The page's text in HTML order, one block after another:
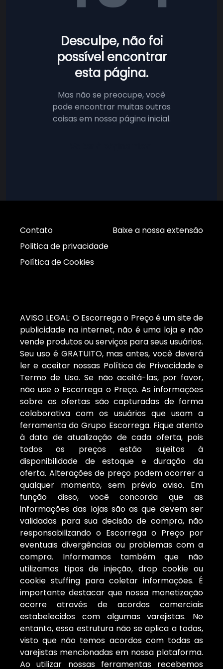
Desculpe, não foi
possível encontrar
esta página.
Mas não se preocupe, você
pode encontrar muitas outras
coisas em nossa página inicial.
Contato
Politica de privacidade
Política de Cookies
Baixe a nossa extensão
AVISO LEGAL: O Escorrega o Preço é um site de
publicidade na internet, não é uma loja e não
vende produtos ou serviços para seus usuários.
Seu uso é GRATUITO, mas antes, você deverá
ler e aceitar nossas Política de Privacidade e
Termo de Uso. Se não aceitá-las, por favor,
não use o Escorrega o Preço. As informações
sobre as ofertas são capturadas de forma
colaborativa com os usuários que usam a
ferramenta do Grupo Escorrega. Fique atento
à data de atualização de cada oferta, pois
todos os preços estão sujeitos à
disponibilidade de estoque e duração da
oferta. Alterações de preço podem ocorrer a
qualquer momento, sem prévio aviso. Em
função disso, você concorda que as
informações das lojas são as que devem ser
validadas para sua decisão de compra, não
responsabilizando o Escorrega o Preço por
eventuais divergências ou problemas com a
compra. Informamos também que não
utilizamos tipos de injeção, drop cookie ou
cookie stuffing para coletar informações. É
importante destacar que nossa monetização
ocorre através de acordos comerciais
estabelecidos com algumas varejistas. No
entanto, essa estrutura não se aplica a todas,
visto que não temos acordos com todas as
varejistas mencionadas em nossa plataforma.
Ao utilizar nossas ferramentas recebemos